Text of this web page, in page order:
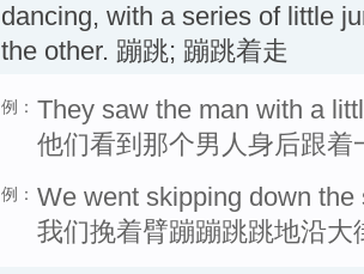
dancing, with a series of little
the other. 蹦跳; 蹦跳着走
例： They saw the man with a
他们看到那个男人身后跟
例： We went skipping down the
我们挽着臂蹦蹦跳跳地沿大